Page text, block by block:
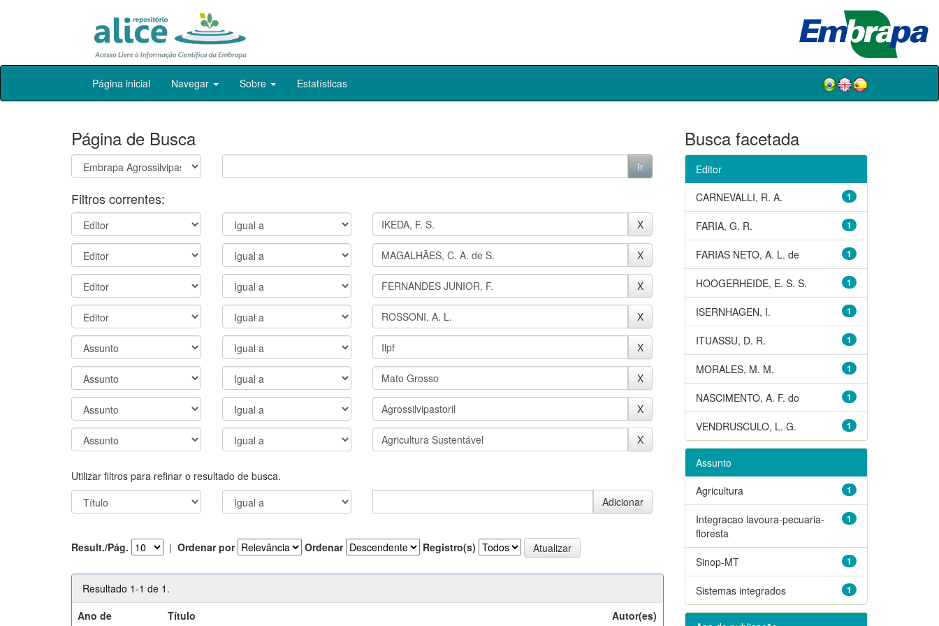
Skip
Página inicial Navegar Sobre Estatísticas
Página de Busca
Filtros correntes:
Utilizar filtros para refinar o resultado de busca.
Result./Pág. | Ordenar por Ordenar Registro(s)
Resultado 1-1 de 1.
Ano de
Título Autor(es)
Busca facetada
Editor
1
CARNEVALLI, R. A.
1
FARIA, G. R.
1
FARIAS NETO, A. L. de
1
HOOGERHEIDE, E. S. S.
1
ISERNHAGEN, I.
1
ITUASSU, D. R.
1
MORALES, M. M.
1
NASCIMENTO, A. F. do
1
VENDRUSCULO, L. G.
Assunto
1
Agricultura
1
Integracao lavoura-pecuaria-
floresta
1
Sinop-MT
1
Sistemas integrados